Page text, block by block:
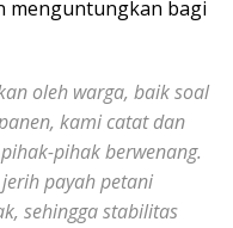
menguntungkan bagi
oleh warga, baik soal
kami catat dan
pihak berwenang.
payah petani
sehingga stabilitas